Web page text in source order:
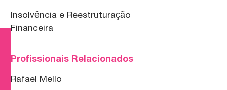
Insolvência e Reestruturação
Financeira
Profissionais Relacionados
Rafael Mello